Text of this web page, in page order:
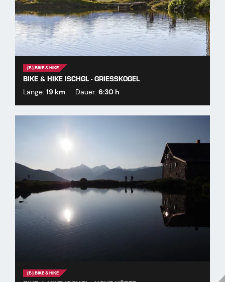
(E-) BIKE & HIKE
BIKE & HIKE ISCHGL - GRIESSKOGEL
Länge: 19 km Dauer: 6:30 h
(E-) BIKE & HIKE